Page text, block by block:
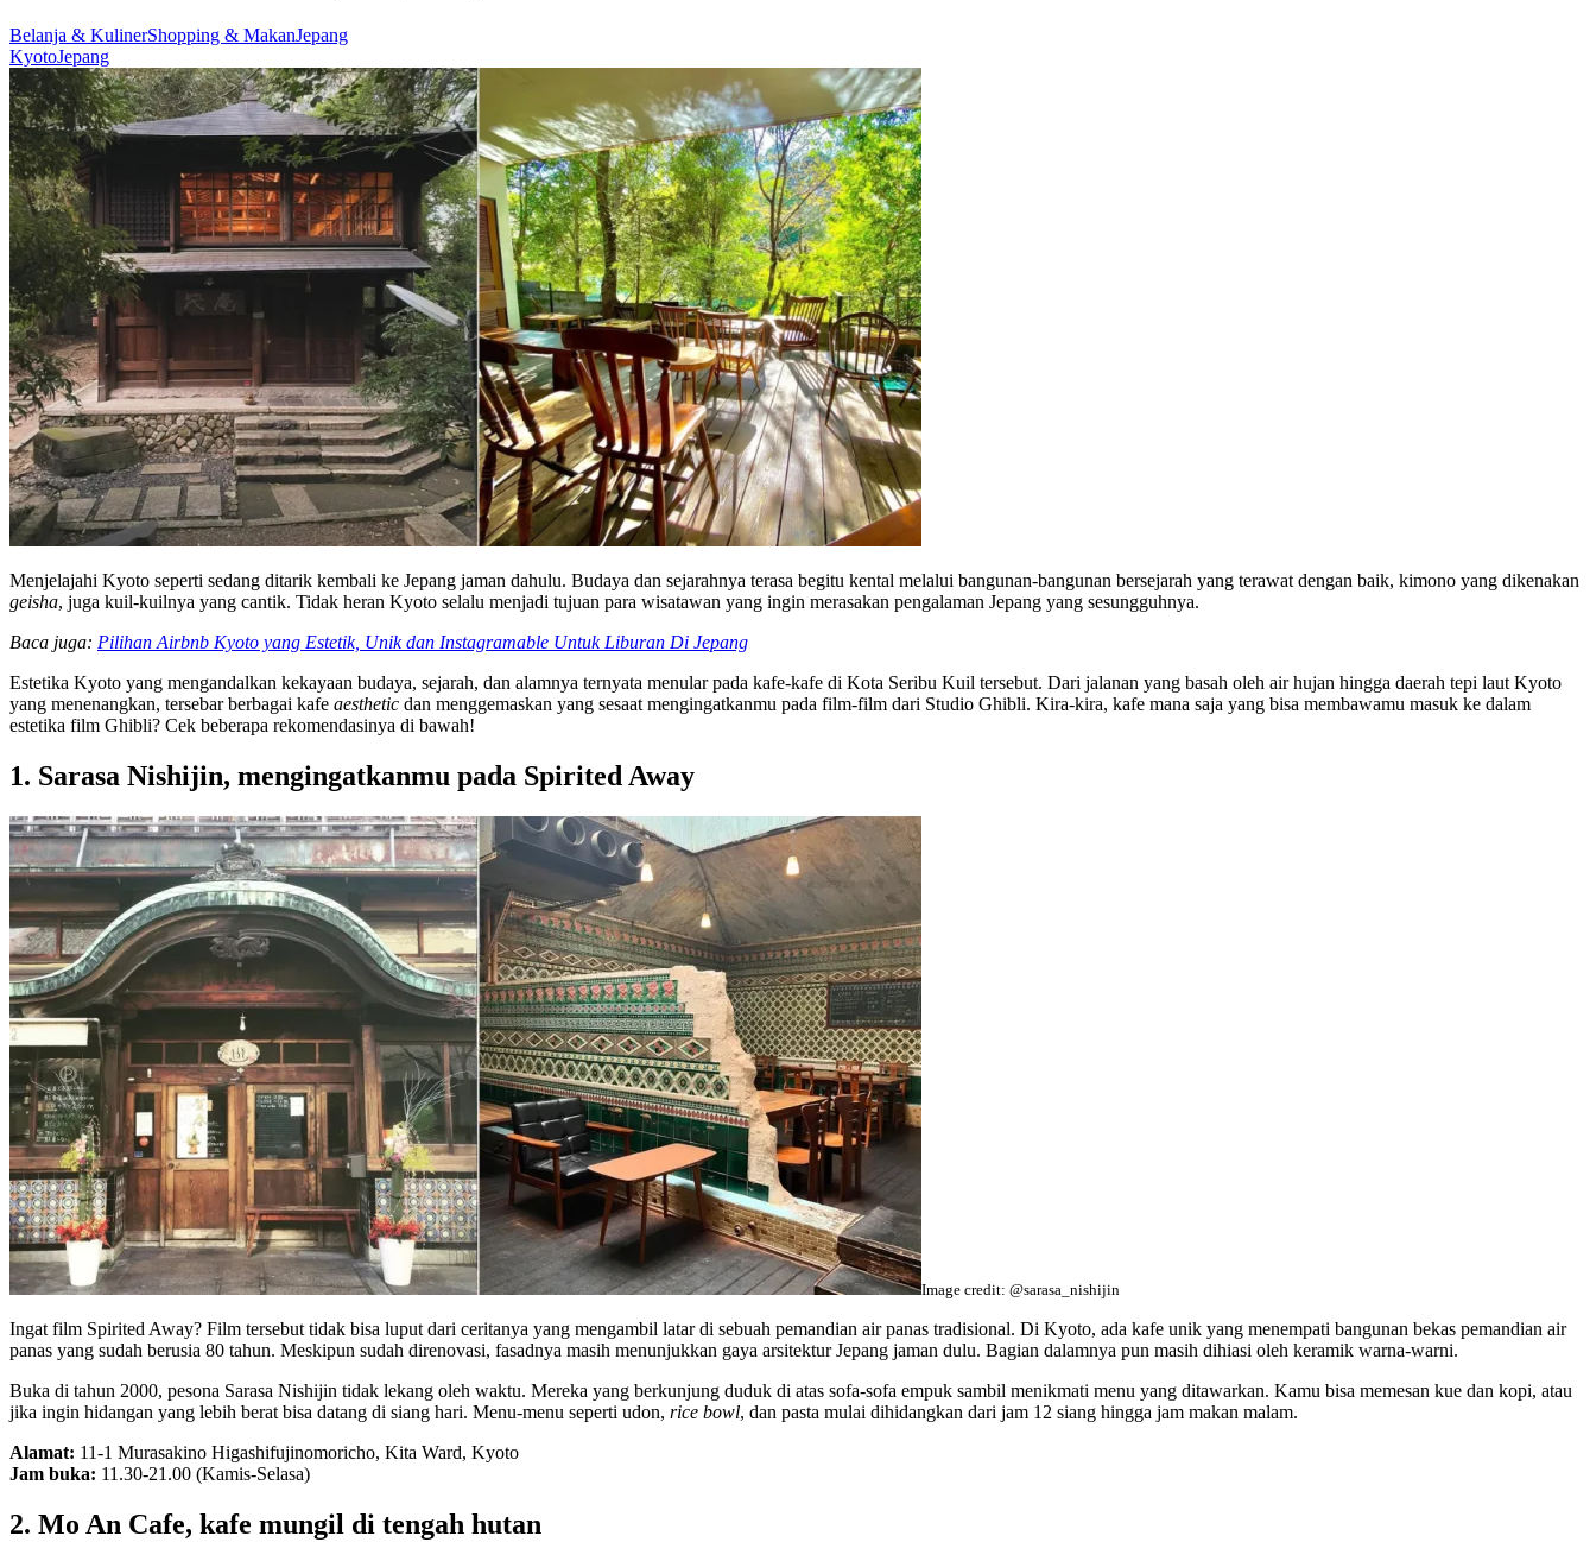
Belanja & KulinerShopping & MakanJepang
KyotoJepang
Menjelajahi Kyoto seperti sedang ditarik kembali ke Jepang jaman dahulu. Budaya dan sejarahnya terasa begitu kental melalui bangunan-bangunan bersejarah yang terawat dengan baik, kimono yang dikenakan
geisha, juga kuil-kuilnya yang cantik. Tidak heran Kyoto selalu menjadi tujuan para wisatawan yang ingin merasakan pengalaman Jepang yang sesungguhnya.
Baca juga: Pilihan Airbnb Kyoto yang Estetik, Unik dan Instagramable Untuk Liburan Di Jepang
Estetika Kyoto yang mengandalkan kekayaan budaya, sejarah, dan alamnya ternyata menular pada kafe-kafe di Kota Seribu Kuil tersebut. Dari jalanan yang basah oleh air hujan hingga daerah tepi laut Kyoto
yang menenangkan, tersebar berbagai kafe aesthetic dan menggemaskan yang sesaat mengingatkanmu pada film-film dari Studio Ghibli. Kira-kira, kafe mana saja yang bisa membawamu masuk ke dalam
estetika film Ghibli? Cek beberapa rekomendasinya di bawah!
1. Sarasa Nishijin, mengingatkanmu pada Spirited Away
Image credit: @sarasa_nishijin
Ingat film Spirited Away? Film tersebut tidak bisa luput dari ceritanya yang mengambil latar di sebuah pemandian air panas tradisional. Di Kyoto, ada kafe unik yang menempati bangunan bekas pemandian air
panas yang sudah berusia 80 tahun. Meskipun sudah direnovasi, fasadnya masih menunjukkan gaya arsitektur Jepang jaman dulu. Bagian dalamnya pun masih dihiasi oleh keramik warna-warni.
Buka di tahun 2000, pesona Sarasa Nishijin tidak lekang oleh waktu. Mereka yang berkunjung duduk di atas sofa-sofa empuk sambil menikmati menu yang ditawarkan. Kamu bisa memesan kue dan kopi, atau
jika ingin hidangan yang lebih berat bisa datang di siang hari. Menu-menu seperti udon, rice bowl, dan pasta mulai dihidangkan dari jam 12 siang hingga jam makan malam.
Alamat: 11-1 Murasakino Higashifujinomoricho, Kita Ward, Kyoto
Jam buka: 11.30-21.00 (Kamis-Selasa)
2. Mo An Cafe, kafe mungil di tengah hutan